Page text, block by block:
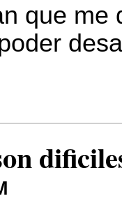
que me